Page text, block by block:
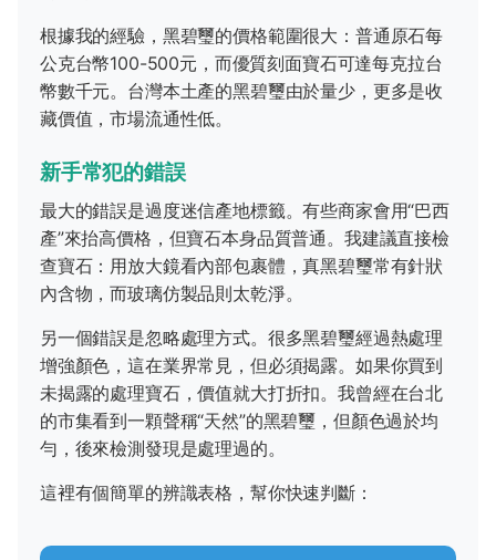
根據我的經驗，黑碧璽的價格範圍很大：普通原石每
公克台幣100-500元，而優質刻面寶石可達每克拉台
幣數千元。台灣本土產的黑碧璽由於量少，更多是收
藏價值，市場流通性低。
新手常犯的錯誤
最大的錯誤是過度迷信產地標籤。有些商家會用“巴西
產”來抬高價格，但寶石本身品質普通。我建議直接檢
查寶石：用放大鏡看內部包裹體，真黑碧璽常有針狀
內含物，而玻璃仿製品則太乾淨。
另一個錯誤是忽略處理方式。很多黑碧璽經過熱處理
增強顏色，這在業界常見，但必須揭露。如果你買到
未揭露的處理寶石，價值就大打折扣。我曾經在台北
的市集看到一顆聲稱“天然”的黑碧璽，但顏色過於均
勻，後來檢測發現是處理過的。
這裡有個簡單的辨識表格，幫你快速判斷：